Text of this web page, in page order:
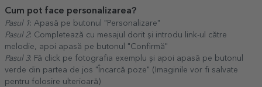
Cum pot face personalizarea?
Pasul 1: Apasă pe butonul "Personalizare"
Pasul 2: Completează cu mesajul dorit și introdu link-ul către
melodie, apoi apasă pe butonul "Confirmă"
Pasul 3: Fă click pe fotografia exemplu și apoi apasă pe butonul
verde din partea de jos "Încarcă poze" (Imaginile vor fi salvate
pentru folosire ulterioară)